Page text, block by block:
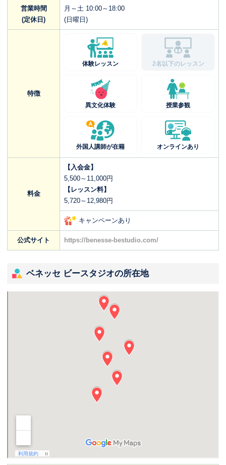
営業時間
(定休日)
月～土 10:00～18:00
(日曜日)
特徴
体験レッスン 2名以下のレッスン
異文化体験 授業参観
外国人講師が在籍 オンラインあり
料金
【入会金】
5,500～11,000円
【レッスン料】
5,720～12,980円
キャンペーンあり
公式サイト https://benesse-bestudio.com/
ベネッセ ビースタジオの所在地